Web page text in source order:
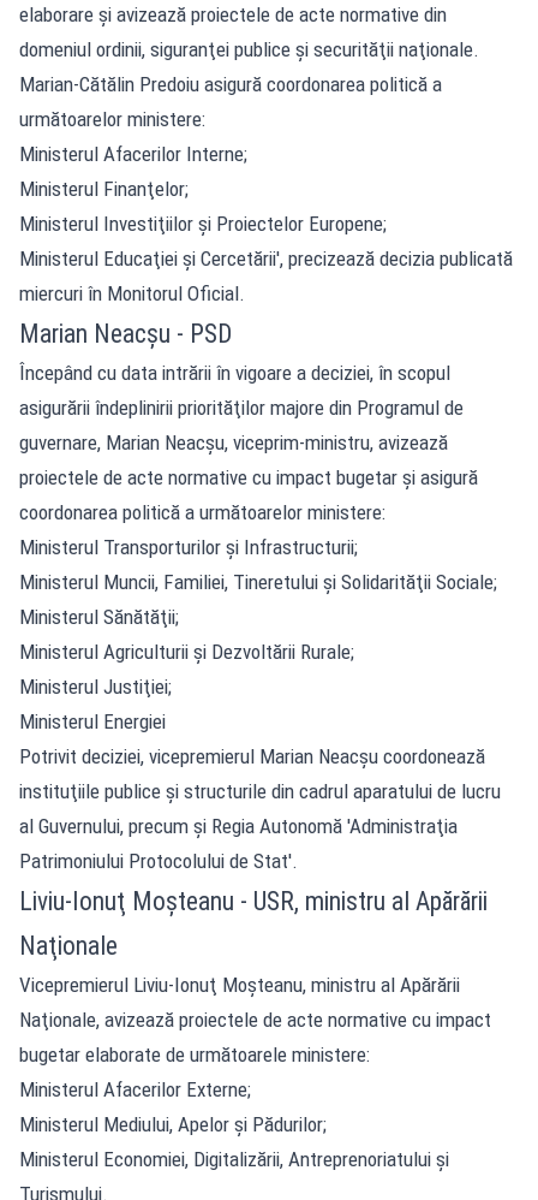
elaborare şi avizează proiectele de acte normative din
domeniul ordinii, siguranţei publice şi securităţii naţionale.
Marian-Cătălin Predoiu asigură coordonarea politică a
următoarelor ministere:
Ministerul Afacerilor Interne;
Ministerul Finanţelor;
Ministerul Investiţiilor şi Proiectelor Europene;
Ministerul Educaţiei şi Cercetării', precizează decizia publicată
miercuri în Monitorul Oficial.
Marian Neacşu - PSD
Începând cu data intrării în vigoare a deciziei, în scopul
asigurării îndeplinirii priorităţilor majore din Programul de
guvernare, Marian Neacşu, viceprim-ministru, avizează
proiectele de acte normative cu impact bugetar şi asigură
coordonarea politică a următoarelor ministere:
Ministerul Transporturilor şi Infrastructurii;
Ministerul Muncii, Familiei, Tineretului şi Solidarităţii Sociale;
Ministerul Sănătăţii;
Ministerul Agriculturii şi Dezvoltării Rurale;
Ministerul Justiţiei;
Ministerul Energiei
Potrivit deciziei, vicepremierul Marian Neacşu coordonează
instituţiile publice şi structurile din cadrul aparatului de lucru
al Guvernului, precum şi Regia Autonomă 'Administraţia
Patrimoniului Protocolului de Stat'.
Liviu-Ionuţ Moşteanu - USR, ministru al Apărării
Naţionale
Vicepremierul Liviu-Ionuţ Moşteanu, ministru al Apărării
Naţionale, avizează proiectele de acte normative cu impact
bugetar elaborate de următoarele ministere:
Ministerul Afacerilor Externe;
Ministerul Mediului, Apelor şi Pădurilor;
Ministerul Economiei, Digitalizării, Antreprenoriatului şi
Turismului.